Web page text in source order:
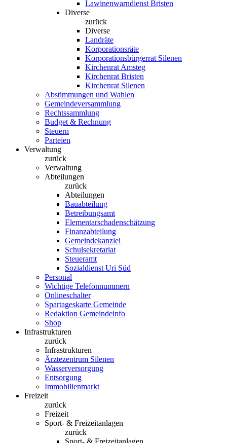
Lawinenwarndienst Bristen
Diverse
zurück
Diverse
Landräte
Korporationsräte
Korporationsbürgerrat Silenen
Kirchenrat Amsteg
Kirchenrat Bristen
Kirchenrat Silenen
Abstimmungen und Wahlen
Gemeindeversammlung
Rechtssammlung
Budget & Rechnung
Steuern
Parteien
Verwaltung
zurück
Verwaltung
Abteilungen
zurück
Abteilungen
Bauabteilung
Betreibungsamt
Elementarschadenschätzung
Finanzabteilung
Gemeindekanzlei
Schulsekretariat
Steueramt
Sozialdienst Uri Süd
Personal
Wichtige Telefonnummern
Onlineschalter
Spartageskarte Gemeinde
Redaktion Gemeindeinfo
Shop
Infrastrukturen
zurück
Infrastrukturen
Ärztezentrum Silenen
Wasserversorgung
Entsorgung
Immobilienmarkt
Freizeit
zurück
Freizeit
Sport- & Freizeitanlagen
zurück
Sport- & Freizeitanlagen